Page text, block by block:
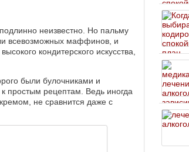
неизвестно. Но пальму
всевозможных маффинов, и
кондитерского искусства,
были булочниками и
простым рецептам. Ведь иногда
не сравнится даже с